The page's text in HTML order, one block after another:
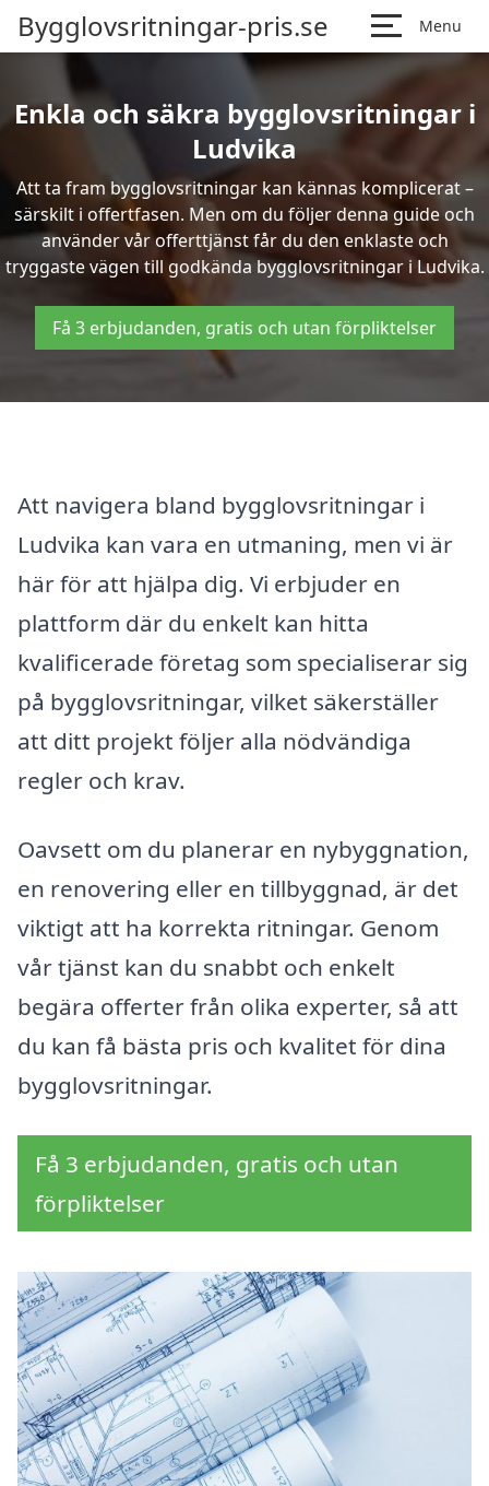
Bygglovsritningar-pris.se Menu
Enkla och säkra bygglovsritningar i
Ludvika
Att ta fram bygglovsritningar kan kännas komplicerat –
särskilt i offertfasen. Men om du följer denna guide och
använder vår offerttjänst får du den enklaste och
tryggaste vägen till godkända bygglovsritningar i Ludvika.
Få 3 erbjudanden, gratis och utan förpliktelser
Att navigera bland bygglovsritningar i
Ludvika kan vara en utmaning, men vi är
här för att hjälpa dig. Vi erbjuder en
plattform där du enkelt kan hitta
kvalificerade företag som specialiserar sig
på bygglovsritningar, vilket säkerställer
att ditt projekt följer alla nödvändiga
regler och krav.
Oavsett om du planerar en nybyggnation,
en renovering eller en tillbyggnad, är det
viktigt att ha korrekta ritningar. Genom
vår tjänst kan du snabbt och enkelt
begära offerter från olika experter, så att
du kan få bästa pris och kvalitet för dina
bygglovsritningar.
Få 3 erbjudanden, gratis och utan
förpliktelser